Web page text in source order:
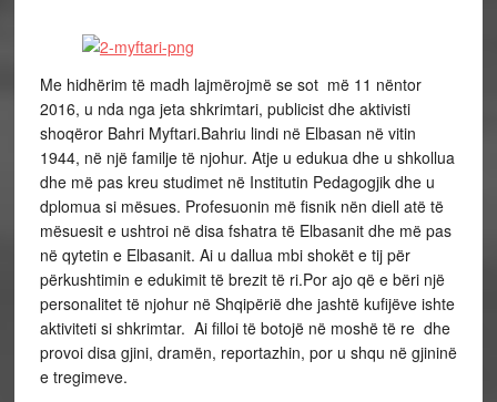
Me hidhërim të madh lajmërojmë se sot më 11 nëntor
2016, u nda nga jeta shkrimtari, publicist dhe aktivisti
shoqëror Bahri Myftari.Bahriu lindi në Elbasan në vitin
1944, në një familje të njohur. Atje u edukua dhe u shkollua
dhe më pas kreu studimet në Institutin Pedagogjik dhe u
dplomua si mësues. Profesuonin më fisnik nën diell atë të
mësuesit e ushtroi në disa fshatra të Elbasanit dhe më pas
në qytetin e Elbasanit. Ai u dallua mbi shokët e tij për
përkushtimin e edukimit të brezit të ri.Por ajo që e bëri një
personalitet të njohur në Shqipërië dhe jashtë kufijëve ishte
aktiviteti si shkrimtar. Ai filloi të botojë në moshë të re dhe
provoi disa gjini, dramën, reportazhin, por u shqu në gjininë
e tregimeve.